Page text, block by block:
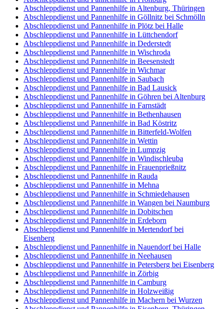
Abschleppdienst und Pannenhilfe in Altenburg, Thüringen
Abschleppdienst und Pannenhilfe in Göllnitz bei Schmölln
Abschleppdienst und Pannenhilfe in Plötz bei Halle
Abschleppdienst und Pannenhilfe in Lüttchendorf
Abschleppdienst und Pannenhilfe in Dederstedt
Abschleppdienst und Pannenhilfe in Wischroda
Abschleppdienst und Pannenhilfe in Beesenstedt
Abschleppdienst und Pannenhilfe in Wichmar
Abschleppdienst und Pannenhilfe in Saubach
Abschleppdienst und Pannenhilfe in Bad Lausick
Abschleppdienst und Pannenhilfe in Göhren bei Altenburg
Abschleppdienst und Pannenhilfe in Farnstädt
Abschleppdienst und Pannenhilfe in Bethenhausen
Abschleppdienst und Pannenhilfe in Bad Köstritz
Abschleppdienst und Pannenhilfe in Bitterfeld-Wolfen
Abschleppdienst und Pannenhilfe in Wettin
Abschleppdienst und Pannenhilfe in Lumpzig
Abschleppdienst und Pannenhilfe in Windischleuba
Abschleppdienst und Pannenhilfe in Frauenprießnitz
Abschleppdienst und Pannenhilfe in Rauda
Abschleppdienst und Pannenhilfe in Mehna
Abschleppdienst und Pannenhilfe in Schmiedehausen
Abschleppdienst und Pannenhilfe in Wangen bei Naumburg
Abschleppdienst und Pannenhilfe in Dobitschen
Abschleppdienst und Pannenhilfe in Erdeborn
Abschleppdienst und Pannenhilfe in Mertendorf bei
Eisenberg
Abschleppdienst und Pannenhilfe in Nauendorf bei Halle
Abschleppdienst und Pannenhilfe in Neehausen
Abschleppdienst und Pannenhilfe in Petersberg bei Eisenberg
Abschleppdienst und Pannenhilfe in Zörbig
Abschleppdienst und Pannenhilfe in Camburg
Abschleppdienst und Pannenhilfe in Holzweißig
Abschleppdienst und Pannenhilfe in Machern bei Wurzen